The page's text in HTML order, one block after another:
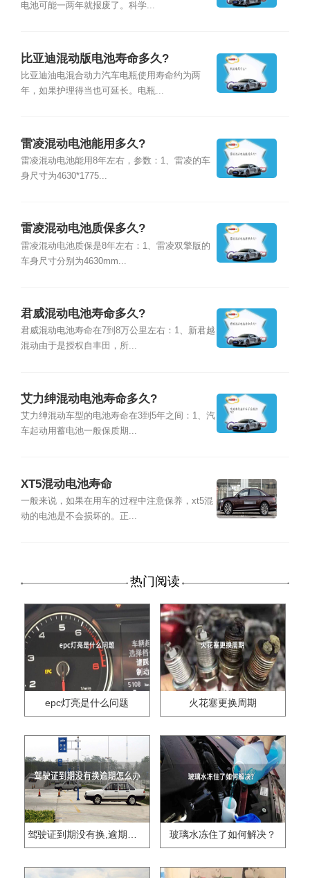
电池可能一两年就报废了。科学...
比亚迪混动版电池寿命多久?
比亚迪油电混合动力汽车电瓶使用寿命约为两
年，如果护理得当也可延长。电瓶...
雷凌混动电池能用多久?
雷凌混动电池能用8年左右，参数：1、雷凌的车
身尺寸为4630*1775...
雷凌混动电池质保多久?
雷凌混动电池质保是8年左右：1、雷凌双擎版的
车身尺寸分别为4630mm...
君威混动电池寿命多久?
君威混动电池寿命在7到8万公里左右：1、新君越
混动由于是授权自丰田，所...
艾力绅混动电池寿命多久?
艾力绅混动车型的电池寿命在3到5年之间：1、汽
车起动用蓄电池一般保质期...
XT5混动电池寿命
一般来说，如果在用车的过程中注意保养，xt5混
动的电池是不会损坏的。正...
热门阅读
epc灯亮是什么问题 火花塞更换周期
驾驶证到期没有换,逾期怎么办?? 玻璃水冻住了如何解决？